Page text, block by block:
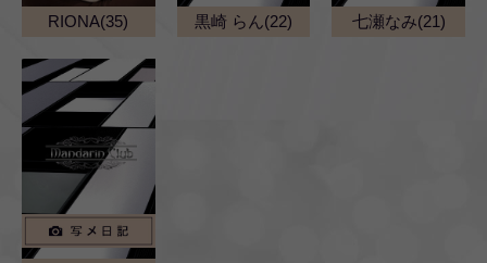
RIONA(35) 黒崎 らん(22) 七瀬なみ(21)